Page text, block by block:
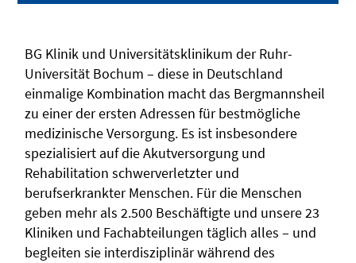
BG Klinik und Universitätsklinikum der Ruhr-
Universität Bochum – diese in Deutschland
einmalige Kombination macht das Bergmannsheil
zu einer der ersten Adressen für bestmögliche
medizinische Versorgung. Es ist insbesondere
spezialisiert auf die Akutversorgung und
Rehabilitation schwerverletzter und
berufserkrankter Menschen. Für die Menschen
geben mehr als 2.500 Beschäftigte und unsere 23
Kliniken und Fachabteilungen täglich alles – und
begleiten sie interdisziplinär während des